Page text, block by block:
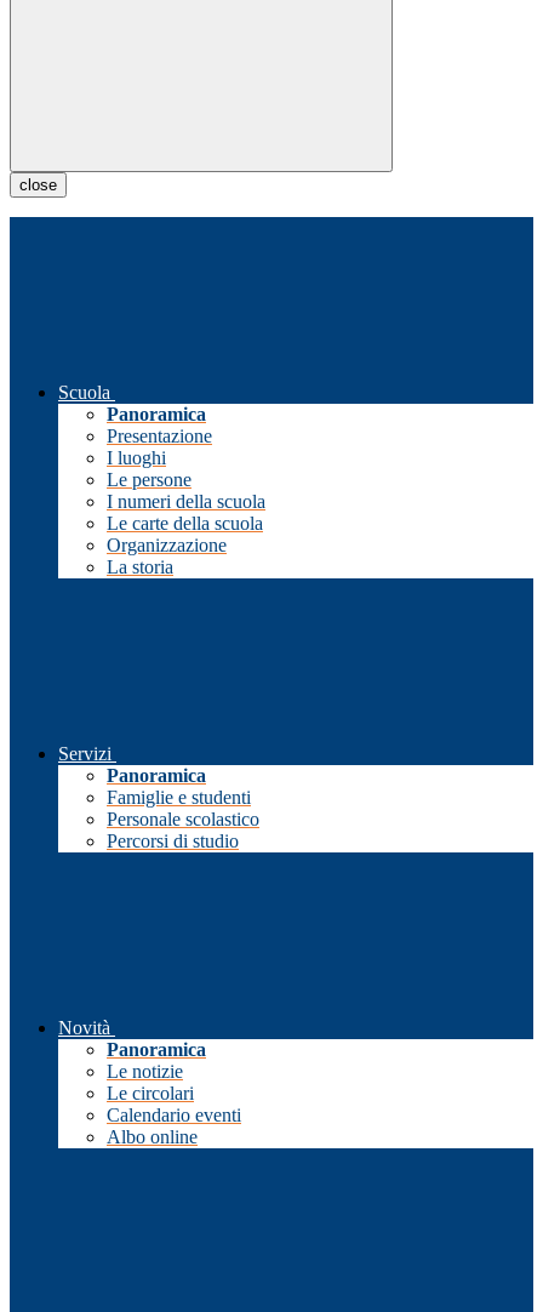
close
Scuola
Panoramica
Presentazione
I luoghi
Le persone
I numeri della scuola
Le carte della scuola
Organizzazione
La storia
Servizi
Panoramica
Famiglie e studenti
Personale scolastico
Percorsi di studio
Novità
Panoramica
Le notizie
Le circolari
Calendario eventi
Albo online